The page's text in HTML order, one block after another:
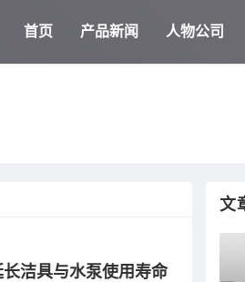
首页 产品新闻 人物公司
洁具与水泵使用寿命
文